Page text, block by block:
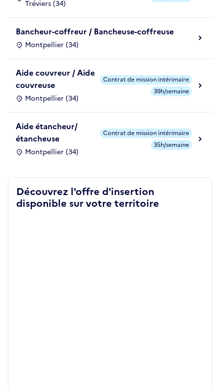
Tréviers (34)
Bancheur-coffreur / Bancheuse-coffreuse
Montpellier (34)
Aide couvreur / Aide
couvreuse
Montpellier (34)
Contrat de mission intérimaire
39h/semaine
Aide étancheur/
étancheuse
Montpellier (34)
Contrat de mission intérimaire
35h/semaine
Découvrez l'offre d'insertion
disponible sur votre territoire